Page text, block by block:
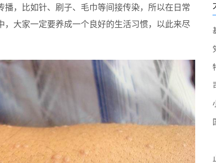
播，比如针、刷子、毛巾等间接传染，所以在日常
，大家一定要养成一个良好的生活习惯，以此来尽